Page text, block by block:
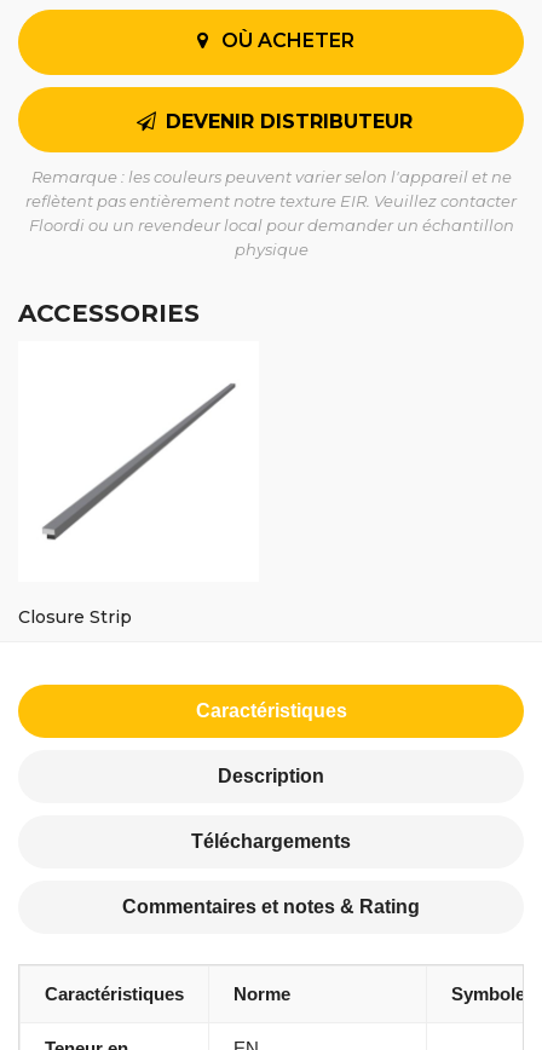
OÙ ACHETER
DEVENIR DISTRIBUTEUR
Remarque : les couleurs peuvent varier selon l'appareil et ne
reflètent pas entièrement notre texture EIR. Veuillez contacter
Floordi ou un revendeur local pour demander un échantillon
physique
ACCESSORIES
Closure Strip
Caractéristiques
Description
Téléchargements
Commentaires et notes & Rating
Caractéristiques Norme Symbole